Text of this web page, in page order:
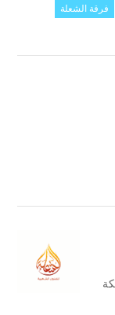
فرقة الشعلة